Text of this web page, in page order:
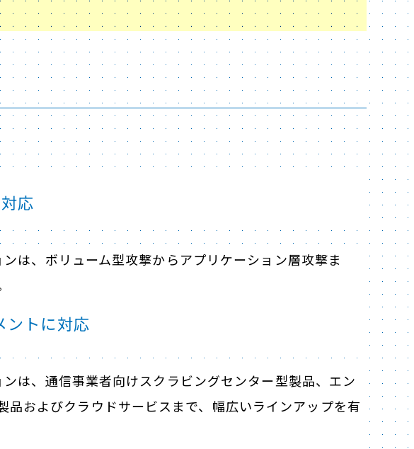
応
は、ボリューム型攻撃からアプリケーション層攻撃ま
ントに対応
は、通信事業者向けスクラビングセンター型製品、エン
品およびクラウドサービスまで、幅広いラインアップを有